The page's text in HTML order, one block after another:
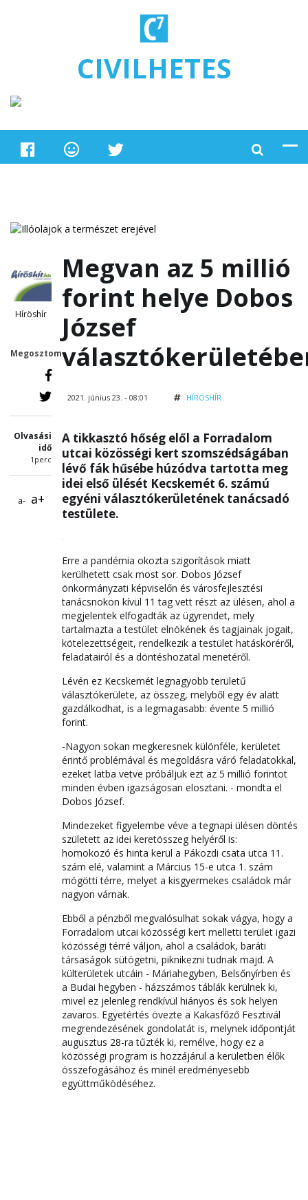
CIVILHETES
Híröshír
Megosztom
Olvasási
idő
1perc
a- a+
Megvan az 5 millió
forint helye Dobos
József
2021. június 23. - 08:01 HÍRÖSHÍR
A tikkasztó hőség elől a Forradalom
utcai közösségi kert szomszédságában
lévő fák hűsébe húzódva tartotta meg
idei első ülését Kecskemét 6. számú
egyéni választókerületének tanácsadó
testülete.
Erre a pandémia okozta szigorítások miatt
kerülhetett csak most sor. Dobos József
önkormányzati képviselőn és városfejlesztési
tanácsnokon kívül 11 tag vett részt az ülésen, ahol a
megjelentek elfogadták az ügyrendet, mely
tartalmazta a testület elnökének és tagjainak jogait,
kötelezettségeit, rendelkezik a testület hatásköréről,
feladatairól és a döntéshozatal menetéről.
Lévén ez Kecskemét legnagyobb területű
választókerülete, az összeg, melyből egy év alatt
gazdálkodhat, is a legmagasabb: évente 5 millió
forint.
-Nagyon sokan megkeresnek különféle, kerületet
érintő problémával és megoldásra váró feladatokkal,
ezeket latba vetve próbáljuk ezt az 5 millió forintot
minden évben igazságosan elosztani. - mondta el
Dobos József.
Mindezeket figyelembe véve a tegnapi ülésen döntés
született az idei keretösszeg helyéről is:
homokozó és hinta kerül a Pákozdi csata utca 11.
szám elé, valamint a Március 15-e utca 1. szám
mögötti térre, melyet a kisgyermekes családok már
nagyon várnak.
Ebből a pénzből megvalósulhat sokak vágya, hogy a
Forradalom utcai közösségi kert melletti terület igazi
közösségi térré váljon, ahol a családok, baráti
társaságok sütögetni, piknikezni tudnak majd. A
külterületek utcáin - Máriahegyben, Belsőnyírben és
a Budai hegyben - házszámos táblák kerülnek ki,
mivel ez jelenleg rendkívül hiányos és sok helyen
zavaros. Egyetértés övezte a Kakasfőző Fesztivál
megrendezésének gondolatát is, melynek időpontját
augusztus 28-ra tűzték ki, remélve, hogy ez a
közösségi program is hozzájárul a kerületben élők
összefogásához és minél eredményesebb
együttműködéséhez.